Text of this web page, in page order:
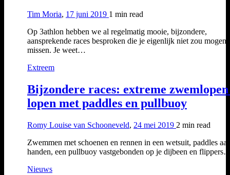
Tim Moria, 17 juni 2019 1 min read
Op 3athlon hebben we al regelmatig mooie, bijzondere,
aansprekende races besproken die je eigenlijk niet zou mogen
missen. Je weet…
Extreem
Bijzondere races: extreme
lopen met paddles en pullbuoy
Romy Louise van Schooneveld, 24 mei 2019 2 min read
Zwemmen met schoenen en rennen in een wetsuit, paddles
handen, een pullbuoy vastgebonden op je dijbeen en
Nieuws